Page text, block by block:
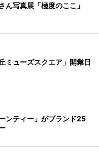
ん写真展「極度のここ」
ミューズスクエア」開業日
ンティー」がブランド25